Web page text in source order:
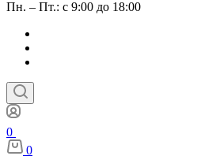
Пн. – Пт.: с 9:00 до 18:00
0
0